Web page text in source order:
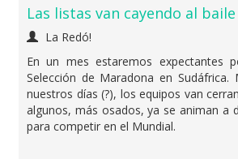
Las listas van cayendo al baile
La Redó!
En un mes estaremos expectantes
Selección de Maradona en Sudáfrica.
nuestros días (?), los equipos van
algunos, más osados, ya se animan a
para competir en el Mundial.